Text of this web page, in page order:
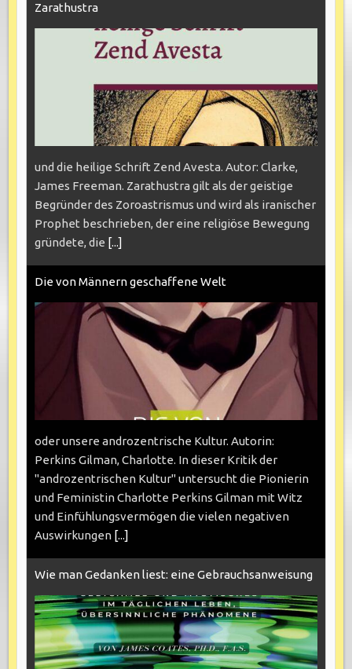
Zarathustra
und die heilige Schrift Zend Avesta. Autor: Clarke,
James Freeman. Zarathustra gilt als der geistige
Begründer des Zoroastrismus und wird als iranischer
Prophet beschrieben, der eine religiöse Bewegung
gründete, die [...]
Die von Männern geschaffene Welt
oder unsere androzentrische Kultur. Autorin:
Perkins Gilman, Charlotte. In dieser Kritik der
"androzentrischen Kultur" untersucht die Pionierin
und Feministin Charlotte Perkins Gilman mit Witz
und Einfühlungsvermögen die vielen negativen
Auswirkungen [...]
Wie man Gedanken liest: eine Gebrauchsanweisung